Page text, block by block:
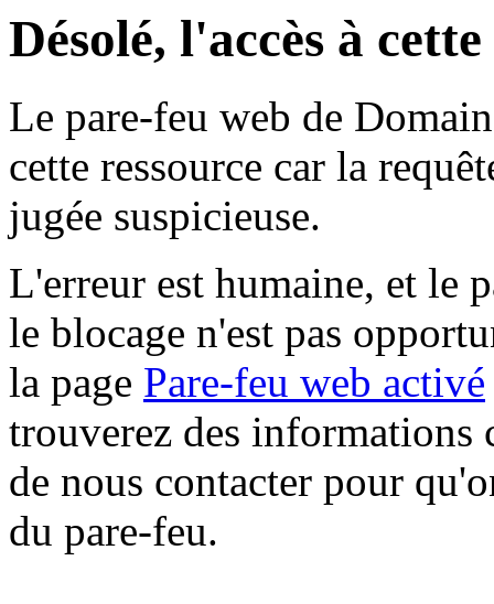
Désolé, l'accès à
Le pare-feu web de
cette ressource car la
jugée suspicieuse.
L'erreur est humaine, et le
le blocage n'est pas
la page Pare-feu web activé
trouverez des informations
de nous contacter pour
du pare-feu.